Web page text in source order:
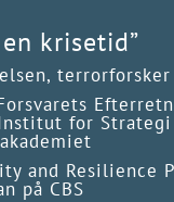
krisetid”
terrorforsker
for Strategi
and Resilience
på CBS